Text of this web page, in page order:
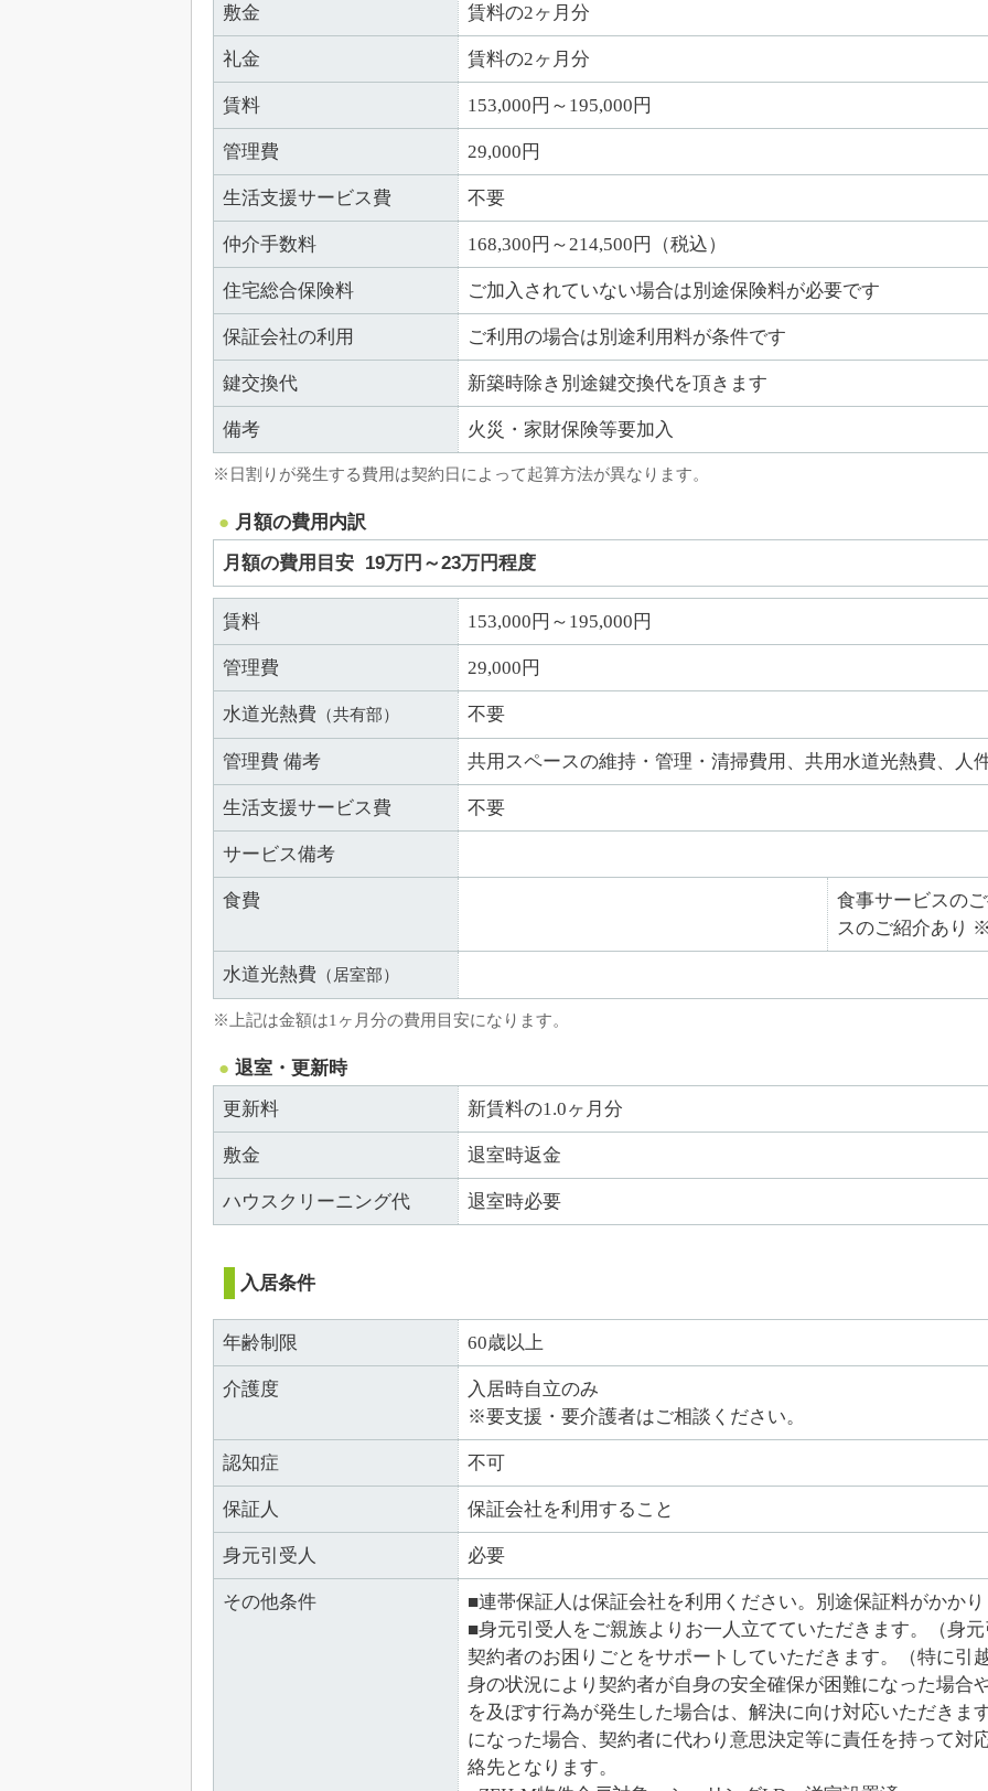
敷金 賃料の2ヶ月分
礼金 賃料の2ヶ月分
賃料 153,000円～195,000円
管理費 29,000円
生活支援サービス費 不要
仲介手数料 168,300円～214,500円（税込）
住宅総合保険料 ご加入されていない場合は別途保険料が必要です
保証会社の利用 ご利用の場合は別途利用料が条件です
鍵交換代 新築時除き別途鍵交換代を頂きます
備考 火災・家財保険等要加入
※日割りが発生する費用は契約日によって起算方法が異なります。
月額の費用内訳
月額の費用目安 19万円～23万円程度
賃料 153,000円～195,000円
管理費 29,000円
水道光熱費 （共有部） 不要
管理費 備考 共用スペースの維持・管理・清掃費用、共用水道光熱費、人
生活支援サービス費 不要
サービス備考
食費
食事サービスの
スのご紹介あり
水道光熱費 （居室部）
※上記は金額は1ヶ月分の費用目安になります。
退室・更新時
更新料
新賃料の1.0ヶ月分
敷金 退室時返金
ハウスクリーニング代 退室時必要
入居条件
年齢制限 60歳以上
介護度
入居時自立のみ
※要支援・要介護者はご相談ください。
認知症 不可
保証人 保証会社を利用すること
身元引受人 必要
その他条件
■連帯保証人は保証会社を利用ください。別途保証料がかか
■身元引受人をご親族よりお一人立てていただきます。（身
契約者のお困りごとをサポートしていただきます。（特に引
身の状況により契約者が自身の安全確保が困難になった場合
を及ぼす行為が発生した場合は、解決に向け対応いただきま
になった場合、契約者に代わり意思決定等に責任を持って対
絡先となります。